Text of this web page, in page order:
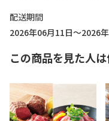
配送期間
2026年06月11日～2026
この商品を見た人